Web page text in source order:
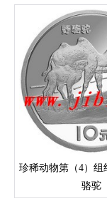
珍稀动物第（4）组
骆驼